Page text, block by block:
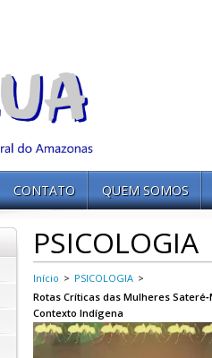
CONTATO QUEM SOMOS
PSICOLOGIA
Início > PSICOLOGIA >
Rotas Críticas das Mulheres
Contexto Indígena